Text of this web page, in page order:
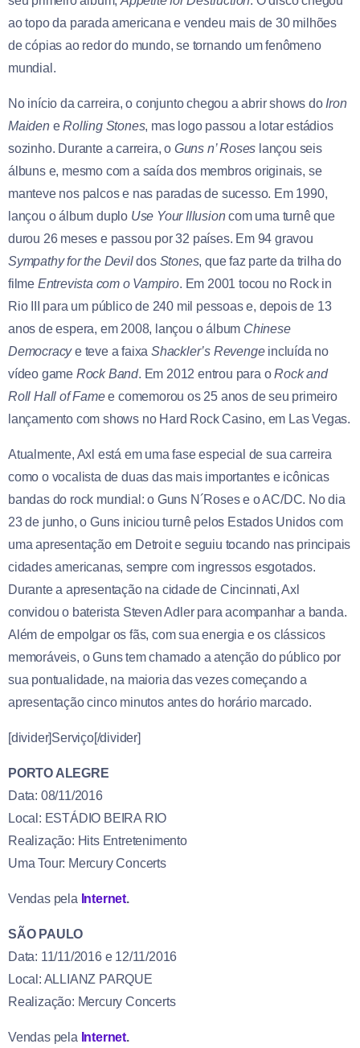
ao topo da parada americana e vendeu mais de 30 milhões
de cópias ao redor do mundo, se tornando um fenômeno
mundial.
No início da carreira, o conjunto chegou a abrir shows do Iron
MaideneRolling Stones, mas logo passou a lotar estádios
sozinho. Durante a carreira, o Guns n’ Roses lançou seis
álbuns e, mesmo com a saída dos membros originais, se
manteve nos palcos e nas paradas de sucesso. Em 1990,
lançou o álbum duplo Use Your Illusioncom uma turnê que
durou 26 meses e passou por 32 países. Em 94 gravou
Sympathy for the Devildos Stones, que faz parte da trilha do
filme Entrevista com o Vampiro. Em 2001 tocou no Rock in
Rio III para um público de 240 mil pessoas e, depois de 13
anos de espera, em 2008, lançou o álbum Chinese
Democracye teve a faixaShackler’s Revengeincluída no
vídeo game Rock Band. Em 2012 entrou para oRock and
Roll Hall of Famee comemorou os 25 anos de seu primeiro
lançamento com shows no Hard Rock Casino, em Las Vegas.
Atualmente, Axl está em uma fase especial de sua carreira
como o vocalista de duas das mais importantes e icônicas
bandas do rock mundial: o Guns N´Roses e o AC/DC. No dia
23 de junho, o Guns iniciou turnê pelos Estados Unidos com
uma apresentação em Detroit e seguiu tocando nas principais
cidades americanas, sempre com ingressos esgotados.
Durante a apresentação na cidade de Cincinnati, Axl
convidou o baterista Steven Adler para acompanhar a banda.
Além de empolgar os fãs, com sua energia e os clássicos
memoráveis, o Guns tem chamado a atenção do público por
sua pontualidade, na maioria das vezes começando a
apresentação cinco minutos antes do horário marcado.
[divider]Serviço[/divider]
PORTO ALEGRE
Data: 08/11/2016
Local: ESTÁDIO BEIRA RIO
Realização: Hits Entretenimento
Uma Tour: Mercury Concerts
Vendas pela Internet.
SÃO PAULO
Data: 11/11/2016 e 12/11/2016
Local: ALLIANZ PARQUE
Realização: Mercury Concerts
Vendas pela Internet.